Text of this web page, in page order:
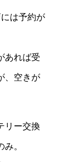
は予約が
あれば受
、空きが
リー交換
。